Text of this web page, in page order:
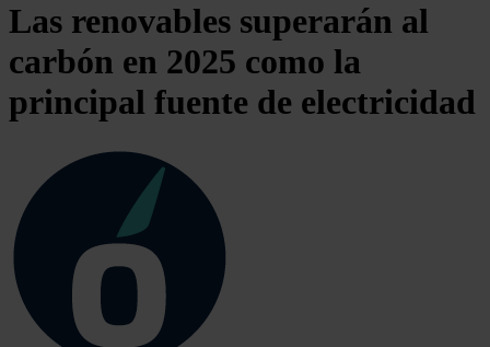
Las renovables superarán al
carbón en 2025 como la
principal fuente de electricidad